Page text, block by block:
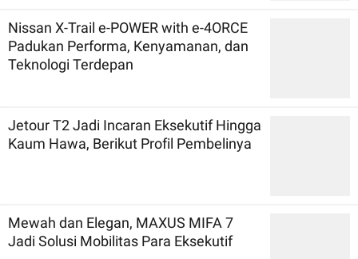
Nissan X-Trail e-POWER with e-4ORCE
Padukan Performa, Kenyamanan, dan
Teknologi Terdepan
Jetour T2 Jadi Incaran Eksekutif Hingga
Kaum Hawa, Berikut Profil Pembelinya
Mewah dan Elegan, MAXUS MIFA 7
Jadi Solusi Mobilitas Para Eksekutif